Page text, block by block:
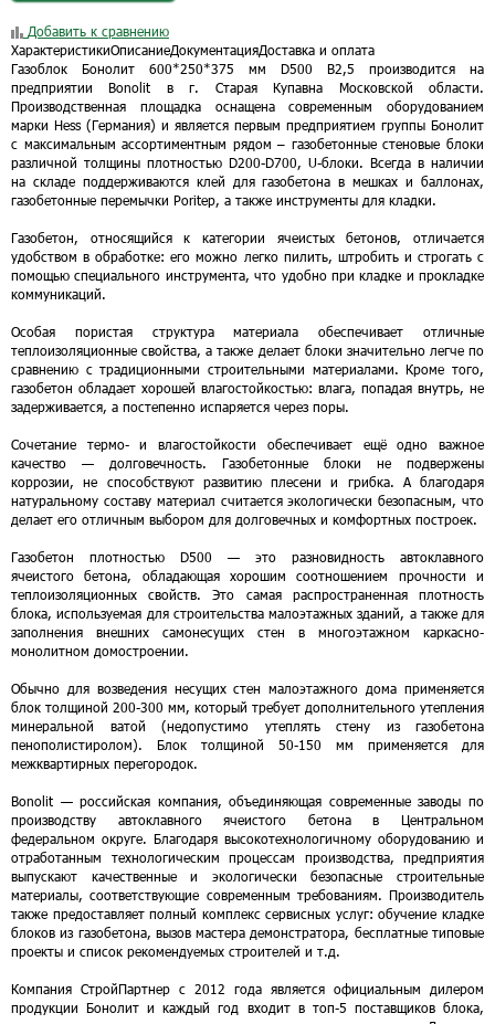
Добавить к сравнению
ХарактеристикиОписаниеДокументацияДоставка и оплата
Газоблок Бонолит 600*250*375 мм D500 B2,5 производится на
предприятии Bonolit в г. Старая Купавна Московской области.
Производственная площадка оснащена современным оборудованием
марки Hess (Германия) и является первым предприятием группы Бонолит
с максимальным ассортиментным рядом – газобетонные стеновые блоки
различной толщины плотностью D200-D700, U-блоки. Всегда в наличии
на складе поддерживаются клей для газобетона в мешках и баллонах,
газобетонные перемычки Poritep, а также инструменты для кладки.
Газобетон, относящийся к категории ячеистых бетонов, отличается
удобством в обработке: его можно легко пилить, штробить и строгать с
помощью специального инструмента, что удобно при кладке и прокладке
коммуникаций.
Особая пористая структура материала обеспечивает отличные
теплоизоляционные свойства, а также делает блоки значительно легче по
сравнению с традиционными строительными материалами. Кроме того,
газобетон обладает хорошей влагостойкостью: влага, попадая внутрь, не
задерживается, а постепенно испаряется через поры.
Сочетание термо- и влагостойкости обеспечивает ещё одно важное
качество — долговечность. Газобетонные блоки не подвержены
коррозии, не способствуют развитию плесени и грибка. А благодаря
натуральному составу материал считается экологически безопасным, что
делает его отличным выбором для долговечных и комфортных построек.
Газобетон плотностью D500 — это разновидность автоклавного
ячеистого бетона, обладающая хорошим соотношением прочности и
теплоизоляционных свойств. Это самая распространенная плотность
блока, используемая для строительства малоэтажных зданий, а также для
заполнения внешних самонесущих стен в многоэтажном каркасно-
монолитном домостроении.
Обычно для возведения несущих стен малоэтажного дома применяется
блок толщиной 200-300 мм, который требует дополнительного утепления
минеральной ватой (недопустимо утеплять стену из газобетона
пенополистиролом). Блок толщиной 50-150 мм применяется для
межквартирных перегородок.
Bonolit — российская компания, объединяющая современные заводы по
производству автоклавного ячеистого бетона в Центральном
федеральном округе. Благодаря высокотехнологичному оборудованию и
отработанным технологическим процессам производства, предприятия
выпускают качественные и экологически безопасные строительные
материалы, соответствующие современным требованиям. Производитель
также предоставляет полный комплекс сервисных услуг: обучение кладке
блоков из газобетона, вызов мастера демонстратора, бесплатные типовые
проекты и список рекомендуемых строителей и т.д.
Компания СтройПартнер с 2012 года является официальным дилером
продукции Бонолит и каждый год входит в топ-5 поставщиков блока,